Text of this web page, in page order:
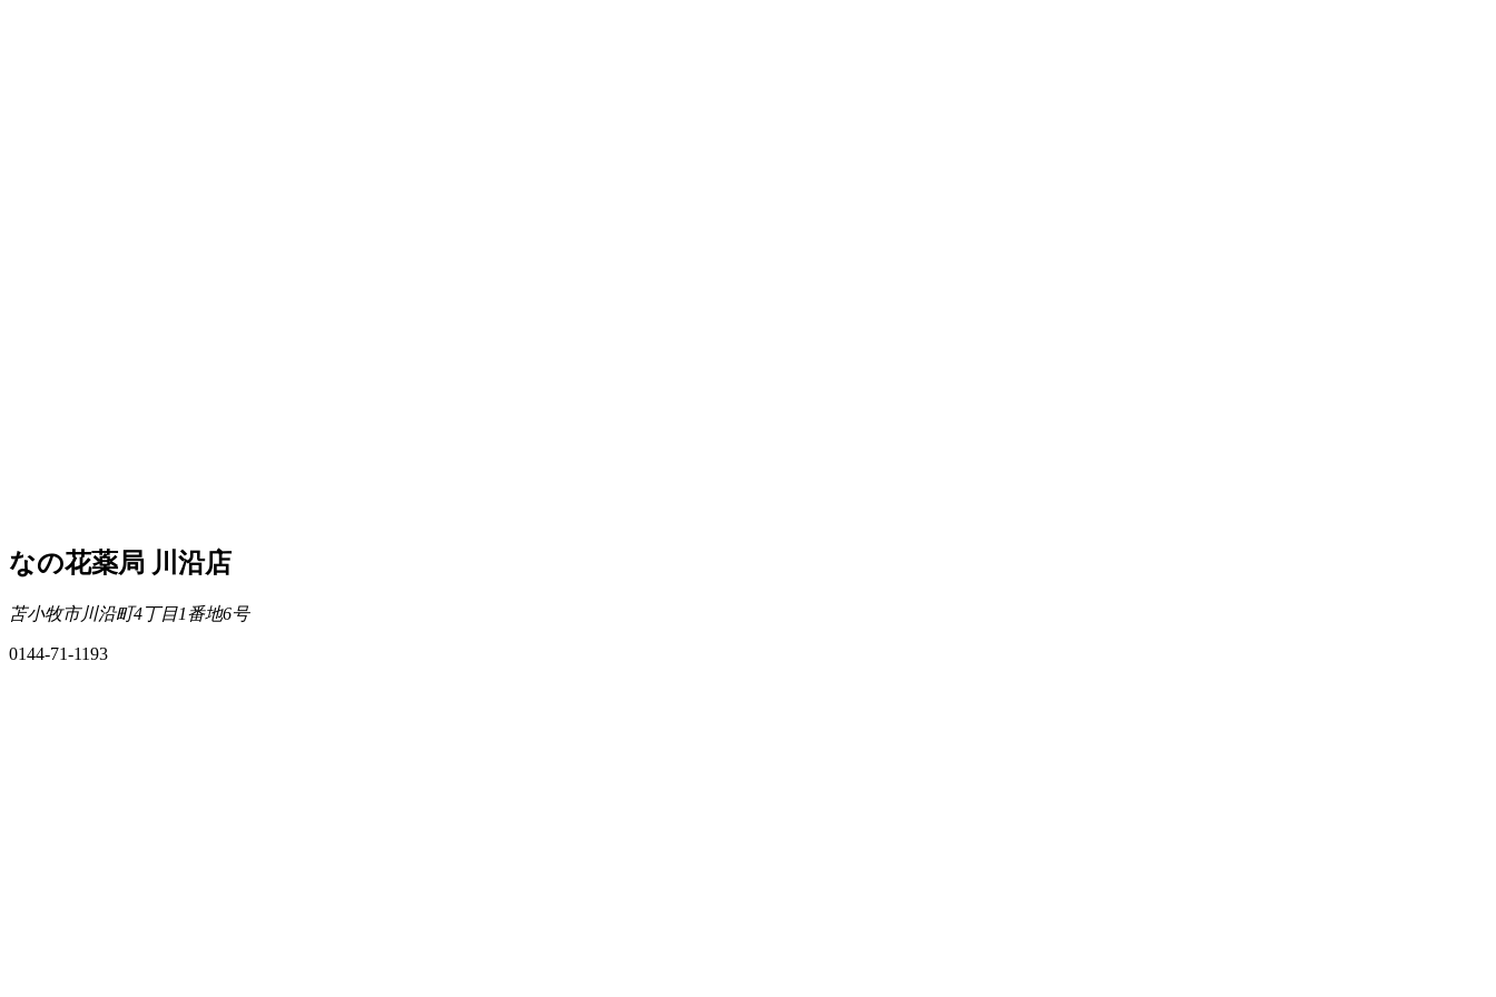
なの花薬局 川沿店
苫小牧市川沿町4丁目1番地6号
0144-71-1193